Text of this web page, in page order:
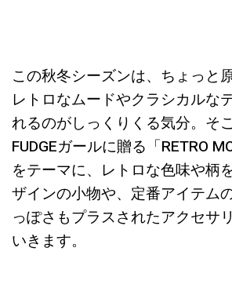
この秋冬シーズンは、ちょっと
レトロなムードやクラシカルな
れるのがしっくりくる気分。そ
FUDGEガールに贈る「RETRO
をテーマに、レトロな色味や柄
ザインの小物や、定番アイテム
っぽさもプラスされたアクセサ
いきます。